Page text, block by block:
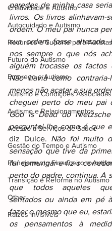
Criatividade e Autismo
Autocuidado e Autismo
Recursos e Suporte para Autistas
Futuro do Autismo
Emprego e Autismo
Autismo e Condições Associadas
Autismo e Relacionamentos
Acesso a Serviços de Saúde
Gestão do Tempo e Autismo
Planejamento Financeiro e
Transição e Reforma no Autismo
Other
Raizes invisiveis
paredes de minha casa
livros. Os livros alinhavam-
ordem. O meu pai nunca
sua ordem fosse alterada.
nos sempre o que nós
alguém trocasse os factos
Não havia como
menos não acatar a sua
cheguei perto do meu pai
God is Dead do
perguntei-lhe como é que
diz Dulce. Não foi muito
sensação que tive da
fui comungar e fiz o
perto do padre, continua. A
que todos aqueles
sentados ou ainda em pé
fazer o mesmo que eu,
os pensamentos à